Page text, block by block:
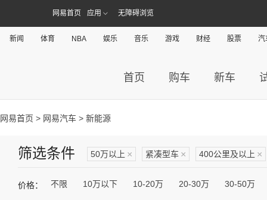
网易首页 应用 无障碍浏览
新闻 体育 NBA 娱乐 音乐 游戏 财经 股票 汽
首页 购车 新车
网易首页 > 网易汽车 > 新能源
筛选条件 50万以上 × 紧凑型车 × 400公里及以上 ×
价格： 不限 10万以下 10-20万 20-30万 30-50万